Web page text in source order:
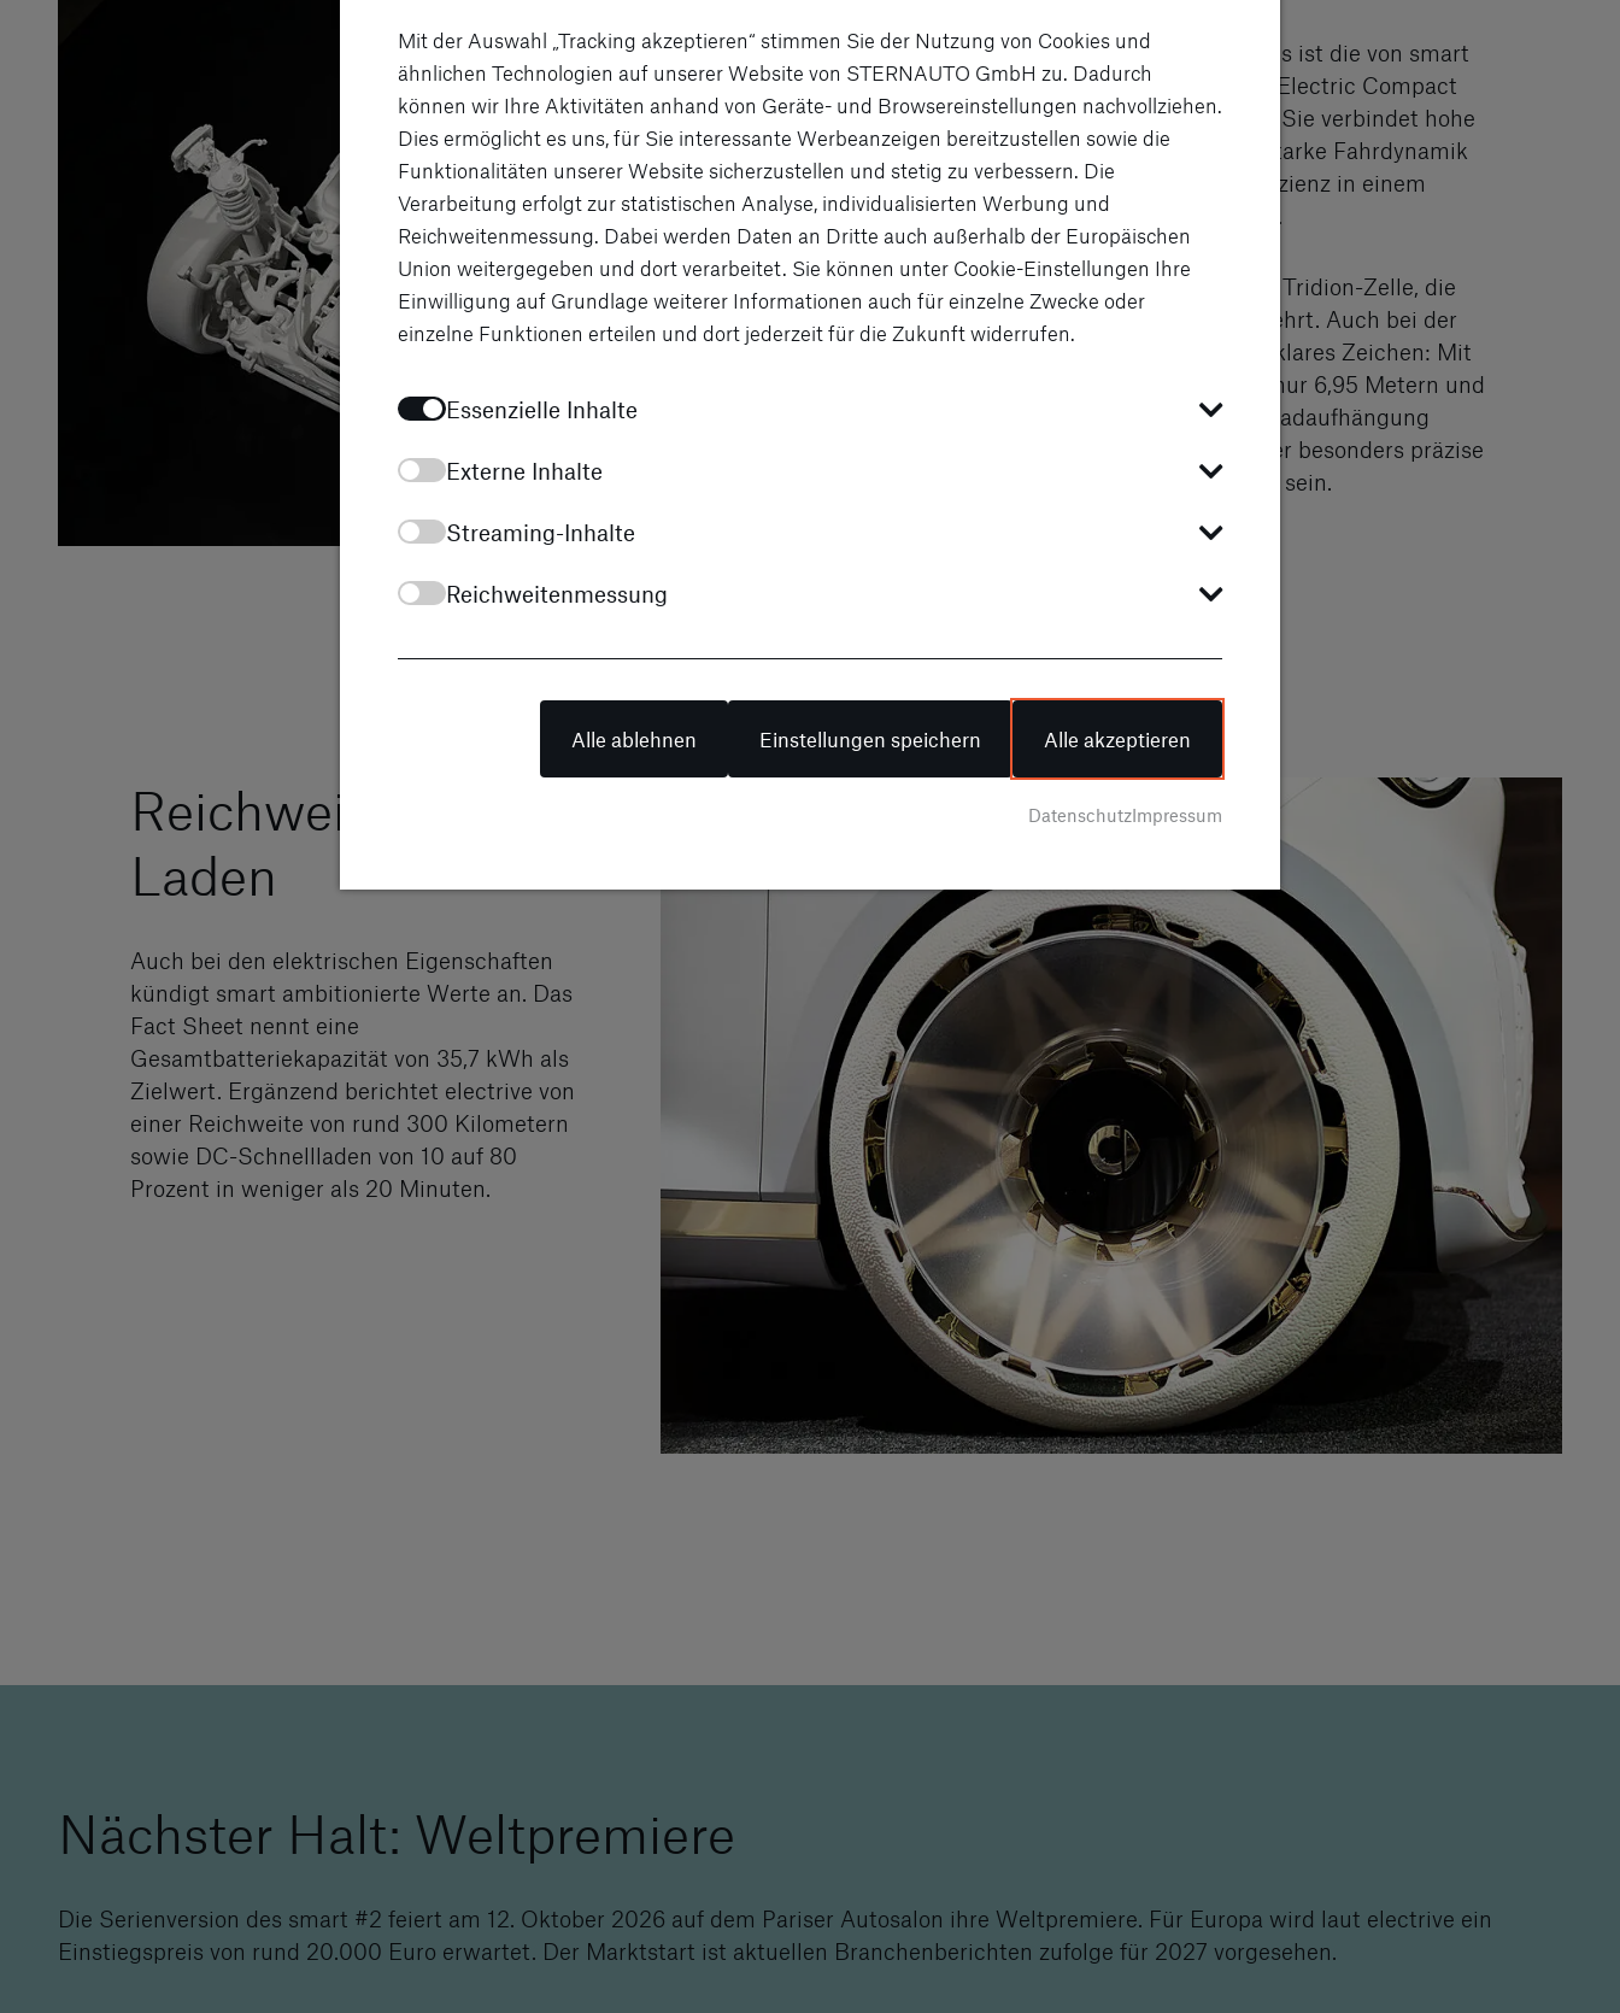
Herzstück des Fahrzeugs ist die von smart
vollständig entwickelte Electric Compact
Architecture, kurz ECA. Sie verbindet hohe
Sicherheitsstandards, starke Fahrdynamik
und maximale Raumeffizienz in einem
ultrakompakten Format.
Für Sicherheit sorgt die Tridion-Zelle, die
beim smart #2 zurückkehrt. Auch bei der
Agilität setzt smart ein klares Zeichen: Mit
einem Wendekreis von nur 6,95 Metern und
einer Fünflenker-Einzelradaufhängung
hinten soll der Zweisitzer besonders präzise
und leicht manövrierbar sein.
Reichweite und
Laden
Auch bei den elektrischen Eigenschaften
kündigt smart ambitionierte Werte an. Das
Fact Sheet nennt eine
Gesamtbatteriekapazität von 35,7 kWh als
Zielwert. Ergänzend berichtet electrive von
einer Reichweite von rund 300 Kilometern
sowie DC-Schnellladen von 10 auf 80
Prozent in weniger als 20 Minuten.
Nächster Halt: Weltpremiere
Die Serienversion des smart #2 feiert am 12. Oktober 2026 auf dem Pariser Autosalon ihre Weltpremiere. Für Europa wird laut electrive ein
Einstiegspreis von rund 20.000 Euro erwartet. Der Marktstart ist aktuellen Branchenberichten zufolge für 2027 vorgesehen.
Mit der Auswahl „Tracking akzeptieren“ stimmen Sie der Nutzung von Cookies und
ähnlichen Technologien auf unserer Website von STERNAUTO GmbH zu. Dadurch
können wir Ihre Aktivitäten anhand von Geräte- und Browsereinstellungen nachvollziehen.
Dies ermöglicht es uns, für Sie interessante Werbeanzeigen bereitzustellen sowie die
Funktionalitäten unserer Website sicherzustellen und stetig zu verbessern. Die
Verarbeitung erfolgt zur statistischen Analyse, individualisierten Werbung und
Reichweitenmessung. Dabei werden Daten an Dritte auch außerhalb der Europäischen
Union weitergegeben und dort verarbeitet. Sie können unter Cookie-Einstellungen Ihre
Einwilligung auf Grundlage weiterer Informationen auch für einzelne Zwecke oder
einzelne Funktionen erteilen und dort jederzeit für die Zukunft widerrufen.
Essenzielle Inhalte
Externe Inhalte
Streaming-Inhalte
Reichweitenmessung
Alle ablehnen Einstellungen speichern Alle akzeptieren
DatenschutzImpressum